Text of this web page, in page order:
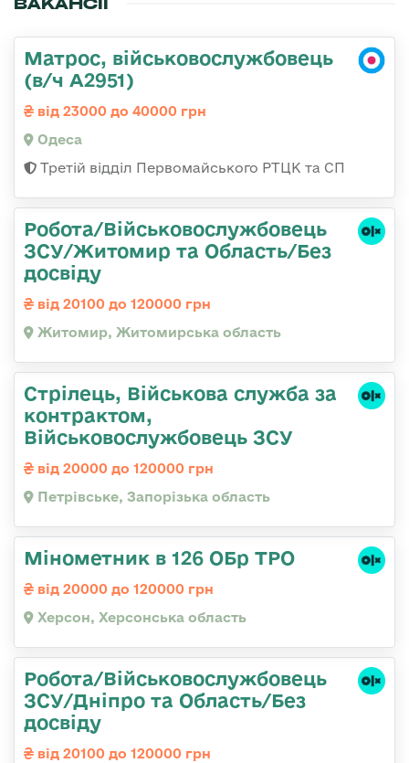
Матрос, військовослужбовець
(в/ч А2951)
від 23000 до 40000 грн
Одеса
Третій відділ Первомайського РТЦК та СП
Робота/Військовослужбовець
ЗСУ/Житомир та Область/Без
досвіду
від 20100 до 120000 грн
Житомир, Житомирська область
Стрілець, Військова служба за
контрактом,
Військовослужбовець ЗСУ
від 20000 до 120000 грн
Петрівське, Запорізька область
Мінометник в 126 ОБр ТРО
від 20000 до 120000 грн
Херсон, Херсонська область
Робота/Військовослужбовець
ЗСУ/Дніпро та Область/Без
досвіду
від 20100 до 120000 грн